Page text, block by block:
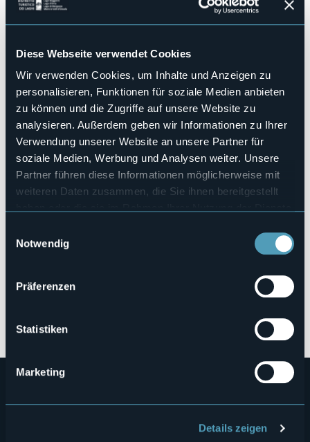
Diese Webseite verwendet Cookies
Wir verwenden Cookies, um Inhalte und Anzeigen zu
personalisieren, Funktionen für soziale Medien anbieten
zu können und die Zugriffe auf unsere Website zu
analysieren. Außerdem geben wir Informationen zu Ihrer
Verwendung unserer Website an unsere Partner für
soziale Medien, Werbung und Analysen weiter. Unsere
Partner führen diese Informationen möglicherweise mit
weiteren Daten zusammen, die Sie ihnen bereitgestellt
Notwendig
Präferenzen
Statistiken
Marketing
Details zeigen
Tel. +39 011 4320011
email:promozione@parcoticinolagomaggiore.it
E-mail
promozione@parcoticinolagomaggiore.it
Telefono
011 4320011
Live
Schönes Wetter 23,4°
via Gattico 6 - Fraz. Mercurago
28041 - Arona (NO)